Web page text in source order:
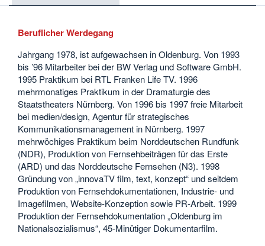
Beruflicher Werdegang
Jahrgang 1978, ist aufgewachsen in Oldenburg. Von 1993
bis ’96 Mitarbeiter bei der BW Verlag und Software GmbH.
1995 Praktikum bei RTL Franken Life TV. 1996
mehrmonatiges Praktikum in der Dramaturgie des
Staatstheaters Nürnberg. Von 1996 bis 1997 freie Mitarbeit
bei medien/design, Agentur für strategisches
Kommunikationsmanagement in Nürnberg. 1997
mehrwöchiges Praktikum beim Norddeutschen Rundfunk
(NDR), Produktion von Fernsehbeiträgen für das Erste
(ARD) und das Norddeutsche Fernsehen (N3). 1998
Gründung von „innovaTV film, text, konzept“ und seitdem
Produktion von Fernsehdokumentationen, Industrie- und
Imagefilmen, Website-Konzeption sowie PR-Arbeit. 1999
Produktion der Fernsehdokumentation „Oldenburg im
Nationalsozialismus“, 45-Minütiger Dokumentarfilm.